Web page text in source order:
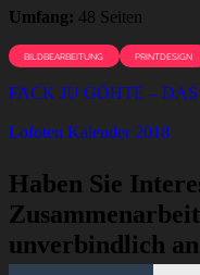
Umfang: 48 Seiten
BILDBEARBEITUNG PRINTDESIGN
FACK JU GÖHTE –
Lofoten Kalender 2018
Haben Sie
unverbindlich